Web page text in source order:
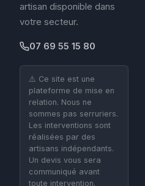
artisan disponible dans
votre secteur.
07 69 55 15 80
⚠️ Ce site est une
plateforme de mise en
relation. Nous ne
sommes pas serruriers.
Les interventions sont
réalisées par des
artisans indépendants.
Un devis vous sera
communiqué avant
toute intervention.